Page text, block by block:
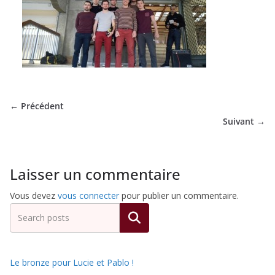
de
Hockey
Subaquatique
Pessac
← Précédent
Suivant →
Laisser un commentaire
Vous devez vous connecter pour publier un commentaire.
Rechercher
Le bronze pour Lucie et Pablo !